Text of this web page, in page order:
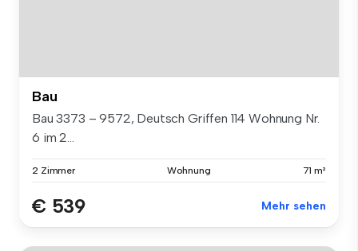
Bau
Bau 3373 – 9572, Deutsch Griffen 114 Wohnung Nr.
6 im 2...
2 Zimmer Wohnung 71 m²
€ 539 Mehr sehen